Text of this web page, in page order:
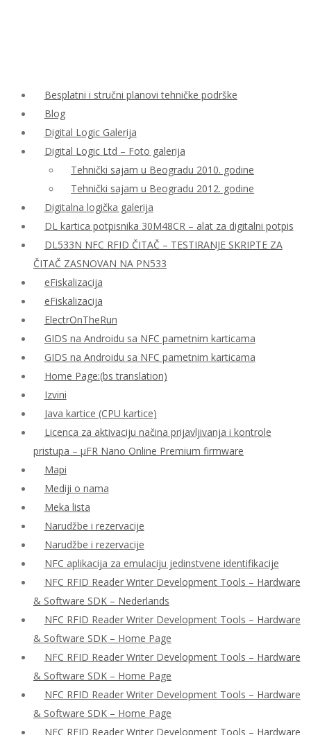
Besplatni i stručni planovi tehničke podrške
Blog
Digital Logic Galerija
Digital Logic Ltd – Foto galerija
Tehnički sajam u Beogradu 2010. godine
Tehnički sajam u Beogradu 2012. godine
Digitalna logička galerija
DL kartica potpisnika 30M48CR – alat za digitalni potpis
DL533N NFC RFID ČITAČ – TESTIRANJE SKRIPTE ZA
ČITAČ ZASNOVAN NA PN533
eFiskalizacija
eFiskalizacija
ElectrOnTheRun
GIDS na Androidu sa NFC pametnim karticama
GIDS na Androidu sa NFC pametnim karticama
Home Page:(bs translation)
Izvini
Java kartice (CPU kartice)
Licenca za aktivaciju načina prijavljivanja i kontrole
pristupa – μFR Nano Online Premium firmware
Mapi
Mediji o nama
Meka lista
Narudžbe i rezervacije
Narudžbe i rezervacije
NFC aplikacija za emulaciju jedinstvene identifikacije
NFC RFID Reader Writer Development Tools – Hardware
& Software SDK – Nederlands
NFC RFID Reader Writer Development Tools – Hardware
& Software SDK – Home Page
NFC RFID Reader Writer Development Tools – Hardware
& Software SDK – Home Page
NFC RFID Reader Writer Development Tools – Hardware
& Software SDK – Home Page
NFC RFID Reader Writer Development Tools – Hardware